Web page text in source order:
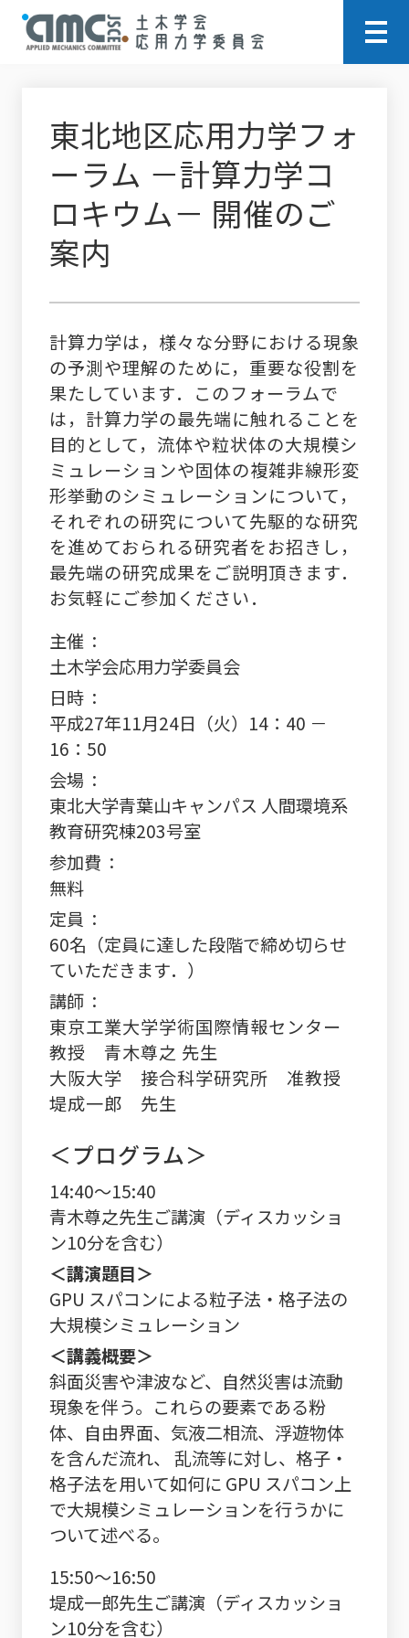
東北地区応用力学フォ
ーラム －計算力学コ
ロキウム－ 開催のご
案内
計算力学は，様々な分野における現象
の予測や理解のために，重要な役割を
果たしています．このフォーラムで
は，計算力学の最先端に触れることを
目的として，流体や粒状体の大規模シ
ミュレーションや固体の複雑非線形変
形挙動のシミュレーションについて，
それぞれの研究について先駆的な研究
を進めておられる研究者をお招きし，
最先端の研究成果をご説明頂きます．
お気軽にご参加ください．
主催
土木学会応用力学委員会
日時
平成27年11月24日（火）14：40 －
16：50
会場
東北大学青葉山キャンパス 人間環境系
教育研究棟203号室
参加費
無料
定員
60名（定員に達した段階で締め切らせ
ていただきます．）
講師
東京工業大学学術国際情報センター
教授 青木尊之 先生
大阪大学 接合科学研究所 准教授
堤成一郎 先生
＜プログラム＞
14:40～15:40
青木尊之先生ご講演（ディスカッショ
ン10分を含む）
＜講演題目＞
GPU スパコンによる粒子法・格子法の
大規模シミュレーション
＜講義概要＞
斜面災害や津波など、自然災害は流動
現象を伴う。これらの要素である粉
体、自由界面、気液二相流、浮遊物体
を含んだ流れ、 乱流等に対し、格子・
格子法を用いて如何に GPU スパコン上
で大規模シミュレーションを行うかに
ついて述べる。
15:50～16:50
堤成一郎先生ご講演（ディスカッショ
ン10分を含む）